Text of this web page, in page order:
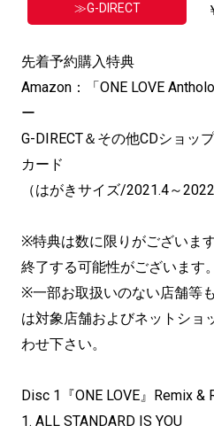
≫G-DIRECT
先着予約購入特典
Amazon：「ONE LOVE
ー
G-DIRECT＆その他CDショッ
カード
（はがきサイズ/2021.4～
※特典は数に限りがございま
終了する可能性がございます。
※一部お取扱いのない店舗等
は対象店舗およびネットショ
わせ下さい。
Disc 1『ONE LOVE』Remix &
1. ALL STANDARD IS YOU